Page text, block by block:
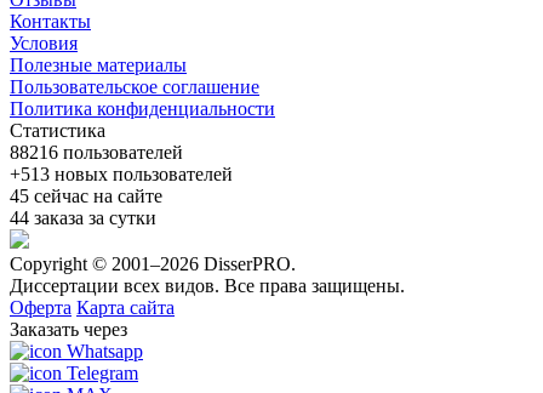
Контакты
Условия
Полезные материалы
Пользовательское соглашение
Политика конфиденциальности
Статистика
88216 пользователей
+513 новых пользователей
45 сейчас на сайте
44 заказа за сутки
Copyright © 2001–2026 DisserPRO.
Диссертации всех видов. Все права защищены.
Оферта Карта сайта
Заказать через
Whatsapp
Telegram